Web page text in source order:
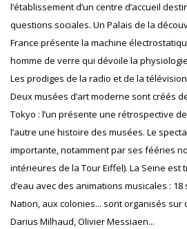
l’établissement d’un centre d’accueil
questions sociales. Un Palais de la
France présente la machine
homme de verre qui dévoile la
Les prodiges de la radio et de la
Deux musées d’art moderne sont créés
Tokyo : l’un présente une rétrospective
l’autre une histoire des musées. Le
importante, notamment par ses fééries
intérieures de la Tour Eiffel). La Seine
d’eau avec des animations musicales :
Nation, aux colonies... sont organisés sur
Darius Milhaud, Olivier Messiaen...